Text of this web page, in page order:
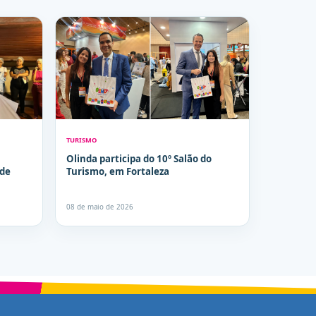
TURISMO
Olinda participa do 10º Salão do
Turismo, em Fortaleza
08 de maio de 2026